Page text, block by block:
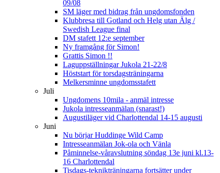
09/08
SM läger med bidrag från ungdomsfonden
Klubbresa till Gotland och Helg utan Älg /
Swedish League final
DM stafett 12:e september
Ny framgång för Simon!
Grattis Simon !!
Laguppställningar Jukola 21-22/8
Höststart för torsdagsträningarna
Melkersminne ungdomsstafett
Juli
Ungdomens 10mila - anmäl intresse
Jukola intresseanmälan (snarast!)
Augustiläger vid Charlottendal 14-15 augusti
Juni
Nu börjar Huddinge Wild Camp
Intresseanmälan Jok-ola och Vänla
Påminnelse-våravslutning söndag 13e juni kl.13-
16 Charlottendal
Tisdags-teknikträningarna fortsätter under